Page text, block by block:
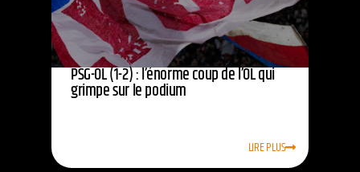
PSG-OL (1-2) : l’énorme coup de l’OL qui
grimpe sur le podium
LIRE PLUS